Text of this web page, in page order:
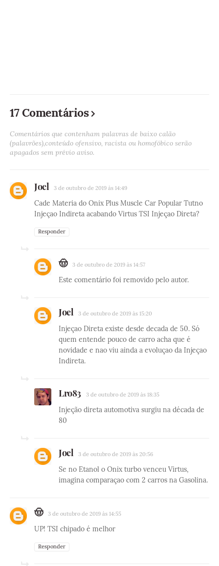
17 Comentários
Comentários que contenham palavras de baixo calão
(palavrões),conteúdo ofensivo, racista ou homofóbico serão
apagados sem prévio aviso.
Joel 3 de outubro de 2019 às 14:49
Cade Materia do Onix Plus Muscle Car Popular Tutno
Injeçao Indireta acabando Virtus TSI Injeçao Direta?
Responder
🤠 3 de outubro de 2019 às 14:57
Este comentário foi removido pelo autor.
Joel 3 de outubro de 2019 às 15:20
Injeçao Direta existe desde decada de 50. Só
quem entende pouco de carro acha que é
novidade e nao viu ainda a evoluçao da Injeçao
Indireta.
Lro83 3 de outubro de 2019 às 18:35
Injeção direta automotiva surgiu na década de
80
Joel 3 de outubro de 2019 às 20:56
Se no Etanol o Onix turbo venceu Virtus,
imagina comparaçao com 2 carros na Gasolina.
🤠 3 de outubro de 2019 às 14:55
UP! TSI chipado é melhor
Responder